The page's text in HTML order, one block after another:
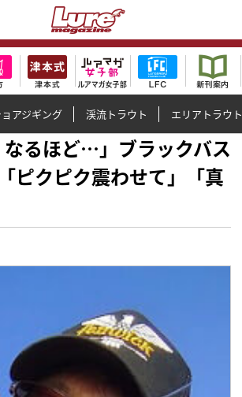
アジギング 渓流トラウト エリアトラウト
るほど…」ブラックバス
ピクピク震わせて」「真